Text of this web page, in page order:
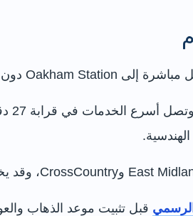
قبل تثبيت موعد الذهاب